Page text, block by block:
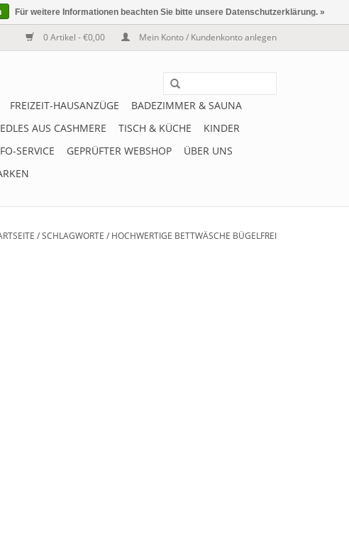
0 Artikel - €0,00 Mein Konto / Kundenkonto anlegen
FREIZEIT-HAUSANZÜGE
BADEZIMMER & SAUNA
EDLES AUS CASHMERE TISCH & KÜCHE
KINDER
SERVICE GEPRÜFTER WEBSHOP
ÜBER UNS
/SCHLAGWORTE / HOCHWERTIGE BETTWÄSCHE BÜGELFREI
Für weitere Informationen beachten Sie bitte unsere Datenschutzerklärung. »